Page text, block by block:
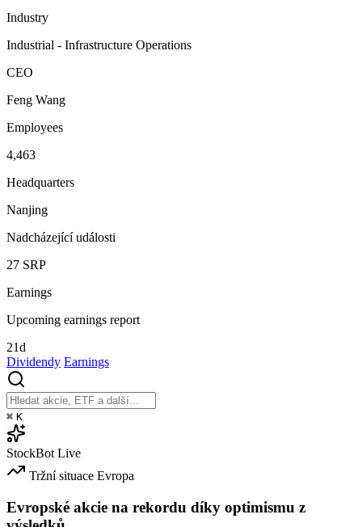
Industry
Industrial - Infrastructure Operations
CEO
Feng Wang
Employees
4,463
Headquarters
Nanjing
Nadcházející události
27 SRP
Earnings
Upcoming earnings report
21d
Dividendy Earnings
⌘ K
StockBot Live
Tržní situace Evropa
Evropské akcie na rekordu díky optimismu z